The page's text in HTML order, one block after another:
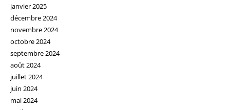
janvier 2025
décembre 2024
novembre 2024
octobre 2024
septembre 2024
août 2024
juillet 2024
juin 2024
mai 2024